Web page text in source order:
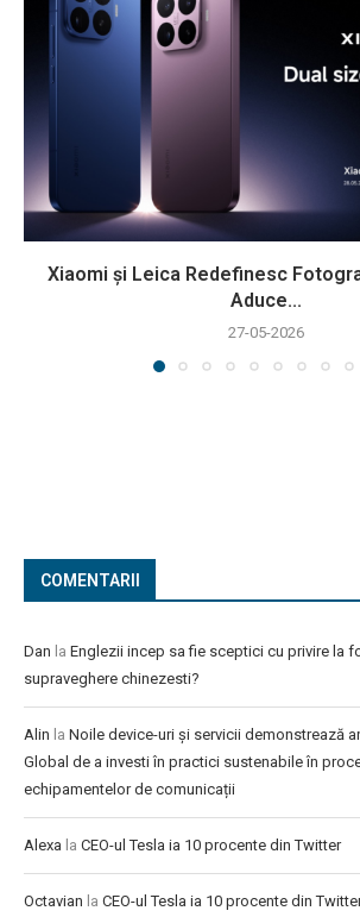
Xiaomi și Leica Redefinesc
Aduce...
27-05-2026
COMENTARII
Dan la Englezii incep sa fie sceptici cu privire la
supraveghere chinezesti?
Alin la Noile device-uri și servicii demonstrează
Global de a investi în practici sustenabile în
echipamentelor de comunicații
Alexa la CEO-ul Tesla ia 10 procente din Twitter
Octavian la CEO-ul Tesla ia 10 procente din